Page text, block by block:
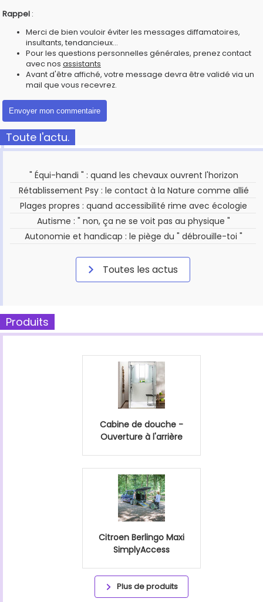
Rappel :
Merci de bien vouloir éviter les messages diffamatoires,
insultants, tendancieux...
Pour les questions personnelles générales, prenez contact
avec nos assistants
Avant d'être affiché, votre message devra être validé via un
mail que vous recevrez.
Toute l'actu.
" Équi-handi " : quand les chevaux ouvrent l'horizon
Rétablissement Psy : le contact à la Nature comme allié
Plages propres : quand accessibilité rime avec écologie
Autisme : " non, ça ne se voit pas au physique "
Autonomie et handicap : le piège du " débrouille-toi "
Toutes les actus
Produits
Cabine de douche -
Ouverture à l'arrière
Citroen Berlingo Maxi
SimplyAccess
Plus de produits